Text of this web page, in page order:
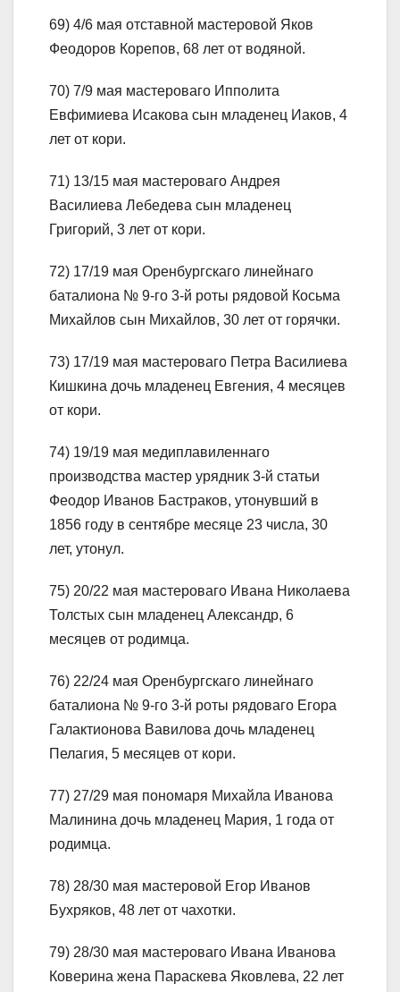
69) 4/6 мая отставной мастеровой Яков
Феодоров Корепов, 68 лет от водяной.
70) 7/9 мая мастероваго Ипполита
Евфимиева Исакова сын младенец Иаков, 4
лет от кори.
71) 13/15 мая мастероваго Андрея
Василиева Лебедева сын младенец
Григорий, 3 лет от кори.
72) 17/19 мая Оренбургскаго линейнаго
баталиона № 9-го 3-й роты рядовой Косьма
Михайлов сын Михайлов, 30 лет от горячки.
73) 17/19 мая мастероваго Петра Василиева
Кишкина дочь младенец Евгения, 4 месяцев
от кори.
74) 19/19 мая медиплавиленнаго
производства мастер урядник 3-й статьи
Феодор Иванов Бастраков, утонувший в
1856 году в сентябре месяце 23 числа, 30
лет, утонул.
75) 20/22 мая мастероваго Ивана Николаева
Толстых сын младенец Александр, 6
месяцев от родимца.
76) 22/24 мая Оренбургскаго линейнаго
баталиона № 9-го 3-й роты рядоваго Егора
Галактионова Вавилова дочь младенец
Пелагия, 5 месяцев от кори.
77) 27/29 мая пономаря Михайла Иванова
Малинина дочь младенец Мария, 1 года от
родимца.
78) 28/30 мая мастеровой Егор Иванов
Бухряков, 48 лет от чахотки.
79) 28/30 мая мастероваго Ивана Иванова
Коверина жена Параскева Яковлева, 22 лет